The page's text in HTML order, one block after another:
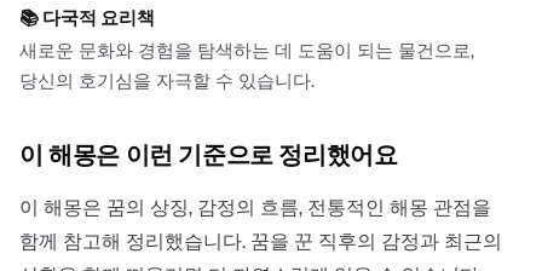
📚 다국적 요리책
새로운 문화와 경험을 탐색하는 데 도움이 되는 물건으로,
당신의 호기심을 자극할 수 있습니다.
이 해몽은 이런 기준으로 정리했어요
이 해몽은 꿈의 상징, 감정의 흐름, 전통적인 해몽 관점을
함께 참고해 정리했습니다. 꿈을 꾼 직후의 감정과 최근의